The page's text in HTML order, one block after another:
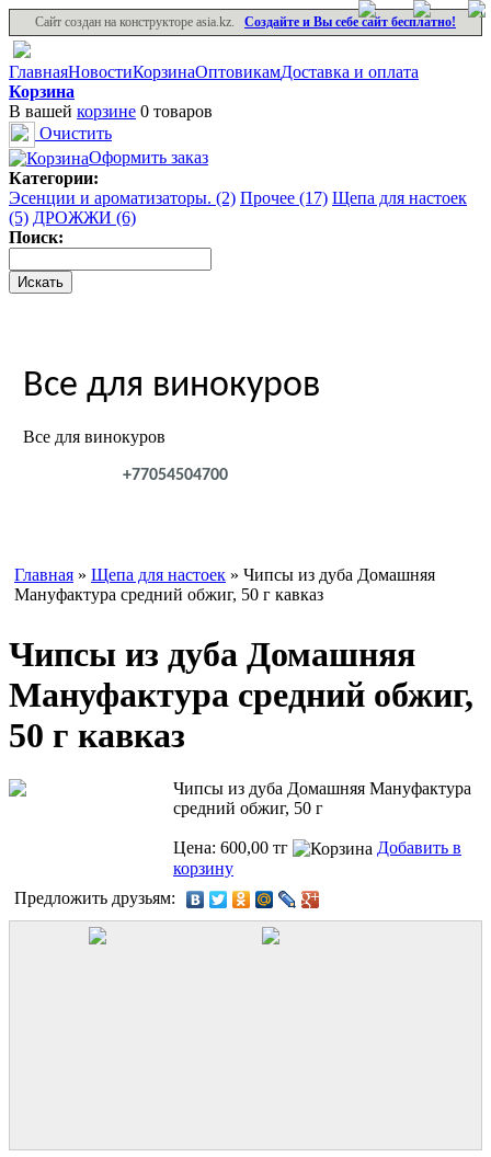
Сайт создан на конструкторе asia.kz. Создайте и Вы себе сайт бесплатно!
ГлавнаяНовостиКорзинаОптовикамДоставка и оплата
Корзина
В вашей корзине 0 товаров
Очистить
Оформить заказ
Категории:
Эсенции и ароматизаторы. (2) Прочее (17) Щепа для настоек
(5) ДРОЖЖИ (6)
Поиск:
Все для винокуров
Все для винокуров
+77054504700
Главная » Щепа для настоек » Чипсы из дуба Домашняя
Мануфактура средний обжиг, 50 г кавказ
Чипсы из дуба Домашняя
Мануфактура средний обжиг,
50 г кавказ
Чипсы из дуба Домашняя Мануфактура
средний обжиг, 50 г
Цена: 600,00 тг
Добавить в
корзину
Предложить друзьям: